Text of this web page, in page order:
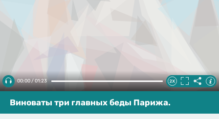
00:00 / 01:23
Виноваты три главных беды Парижа.